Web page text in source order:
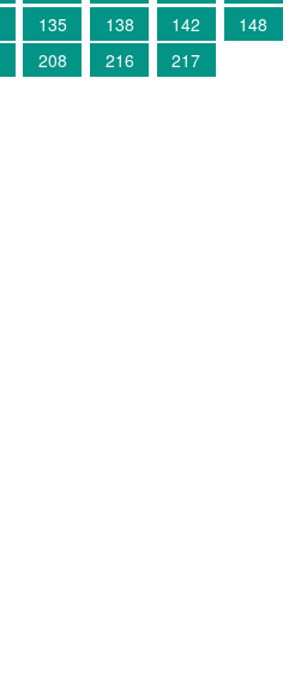
135 138 142
148
208 216 217